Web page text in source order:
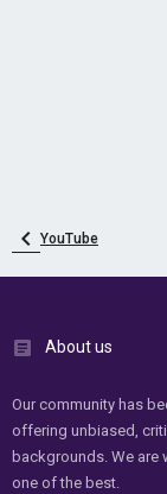
YouTube
About us
Our community has
offering unbiased,
backgrounds. We are
one of the best.